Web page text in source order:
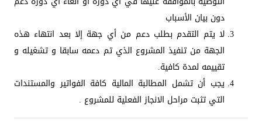
دون بيان الأسباب
لا يتم التقدم بطلب دعم من أي جهة إلا بعد انتهاء هذه
الجهة من تنفيذ المشروع الذي تم دعمه سابقا و تشغيله و
تقييمه لمدة كافية.
يجب أن تشمل المطالبة المالية كافة الفواتير والمستندات
التي تثبت مراحل الانجاز الفعلية للمشروع .